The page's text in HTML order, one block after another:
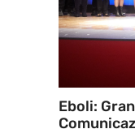
Eboli: